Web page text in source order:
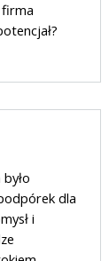
firma
dla
i